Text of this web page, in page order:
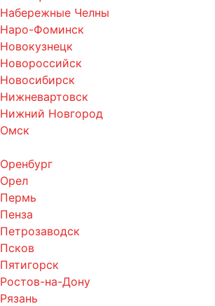
Набережные Челны
Наро-Фоминск
Новокузнецк
Новороссийск
Новосибирск
Нижневартовск
Нижний Новгород
Омск
Оренбург
Орел
Пермь
Пенза
Петрозаводск
Псков
Пятигорск
Ростов-на-Дону
Рязань